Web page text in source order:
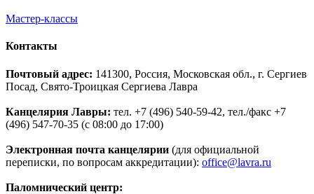
Мастер-классы
Контакты
Почтовый адрес: 141300, Россия, Московская обл., г. Сергиев
Посад, Свято-Троицкая Сергиева Лавра
Канцелярия Лавры: тел. +7 (496) 540-59-42, тел./факс +7
(496) 547-70-35 (с 08:00 до 17:00)
Электронная почта канцелярии (для официальной
переписки, по вопросам аккредитации): office@lavra.ru
Паломнический центр: